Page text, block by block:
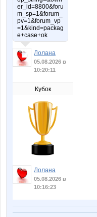
er_id=8800&foru
m_sp=1&forum_
pv=1&forum_vp
=1&kind=packag
e+case+ok
Лолана
05.08.2026 в
10:20:11
Кубок
Лолана
05.08.2026 в
10:16:23